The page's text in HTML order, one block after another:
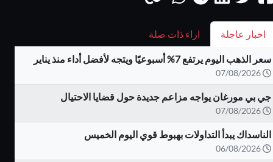
اخبار عاجلة اراء ذات صلة
سعر الذهب اليوم يرتفع 7% أسبوعيًا ويتجه لأفضل أداء منذ يناير
07/08/2026
جي بي مورغان يواجه مزاعم جديدة حول قضايا الاحتيال
07/08/2026
الناسداك يبدأ التداولات بهبوط قوي اليوم الخميس
06/08/2026